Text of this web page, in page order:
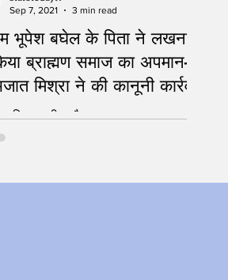
भूपेश बघेल के पिता ने लखनऊ
ब्राह्मण समाज का अपमान–
मिश्रा ने की कानूनी कार्रवाई
बिगाड़ रही माहौल
Sep 7, 2021
3 min read